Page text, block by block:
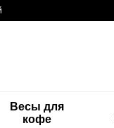
Весы для
кофе